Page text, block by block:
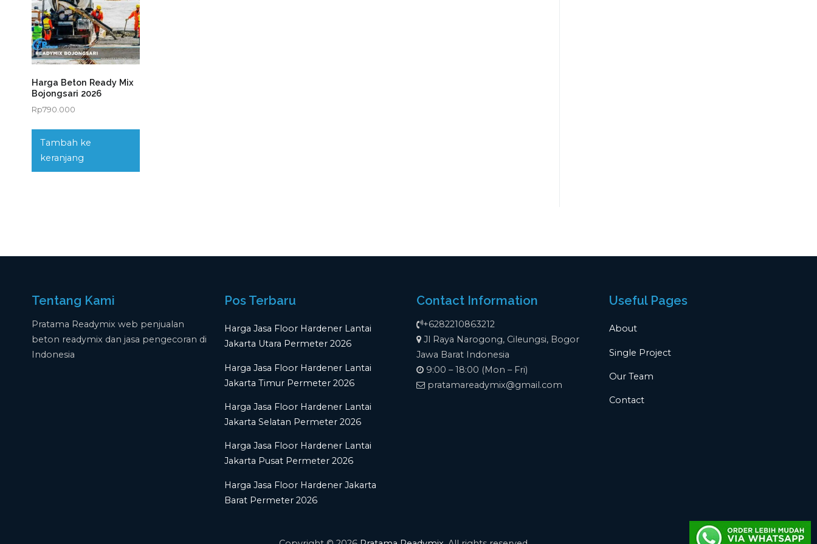
Harga Beton Ready Mix
Bojongsari 2026
Rp790.000
Tambah ke
keranjang
Tentang Kami
Pratama Readymix web penjualan
beton readymix dan jasa pengecoran di
Indonesia
Pos Terbaru
Harga Jasa Floor Hardener Lantai
Jakarta Utara Permeter 2026
Harga Jasa Floor Hardener Lantai
Jakarta Timur Permeter 2026
Harga Jasa Floor Hardener Lantai
Jakarta Selatan Permeter 2026
Harga Jasa Floor Hardener Lantai
Jakarta Pusat Permeter 2026
Harga Jasa Floor Hardener Jakarta
Barat Permeter 2026
Contact Information
+6282210863212
Jl Raya Narogong, Cileungsi, Bogor
Jawa Barat Indonesia
9:00 – 18:00 (Mon – Fri)
pratamareadymix@gmail.com
Useful Pages
About
Single Project
Our Team
Contact